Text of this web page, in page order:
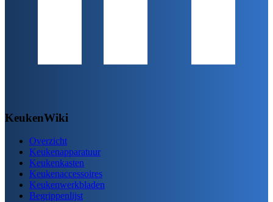
KeukenWiki
Overzicht
Keukenapparatuur
Keukenkasten
Keukenaccessoires
Keukenwerkbladen
Begrippenlijst